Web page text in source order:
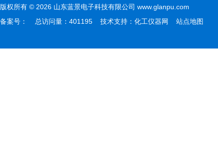
版权所有 © 2026 山东蓝景电子科技有限公司 www.glanpu.com
备案号：
总访问量：401195 技术支持： 化工仪器网 站点地图